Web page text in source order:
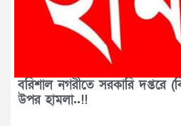
বরিশাল নগরীতে সরকারি দপ্তরে
উপর হামলা..!!